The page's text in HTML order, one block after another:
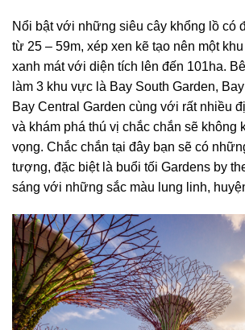
Nổi bật với những siêu cây khổng lồ có
từ 25 – 59m, xép xen kẽ tạo nên một
xanh mát với diện tích lên đến 101ha.
làm 3 khu vực là Bay South Garden,
Bay Central Garden cùng với rất nhiều
và khám phá thú vị chắc chắn sẽ không
vọng. Chắc chắn tại đây bạn sẽ có
tượng, đặc biệt là buổi tối Gardens by
sáng với những sắc màu lung linh,